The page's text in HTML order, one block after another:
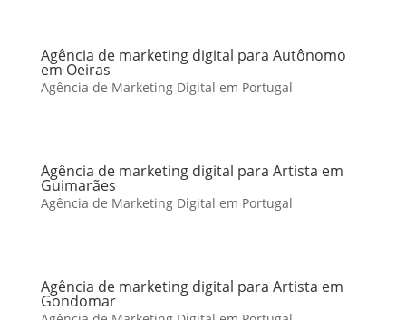
Agência de marketing digital para Autônomo
em Oeiras
Agência de Marketing Digital em Portugal
Agência de marketing digital para Artista em
Guimarães
Agência de Marketing Digital em Portugal
Agência de marketing digital para Artista em
Gondomar